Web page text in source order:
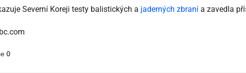
Severní Koreji testy balistických a jaderných zbraní a zavedla